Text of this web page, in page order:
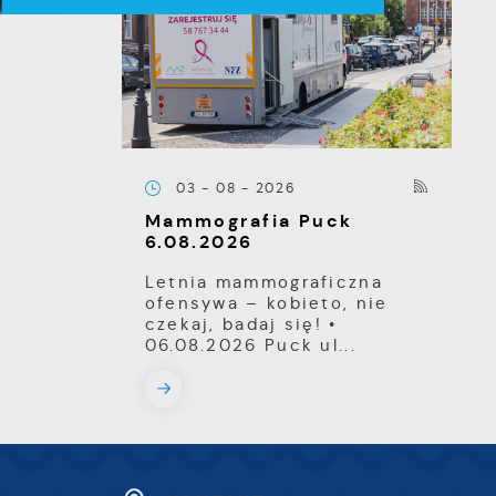
03 - 08 - 2026
Mammografia Puck
6.08.2026
Letnia mammograficzna
ofensywa – kobieto, nie
czekaj, badaj się! •
06.08.2026 Puck ul...